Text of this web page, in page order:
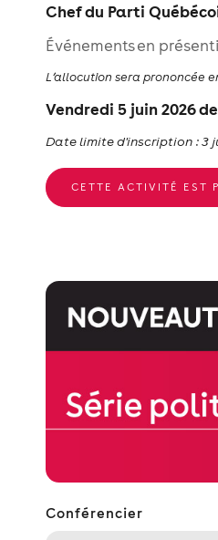
Chef du Parti
Événements en
L’allocution sera prononcée
Vendredi 5 juin 2026 de
Date limite d'inscription : 3
CETTE ACTIVITÉ EST
Conférencier